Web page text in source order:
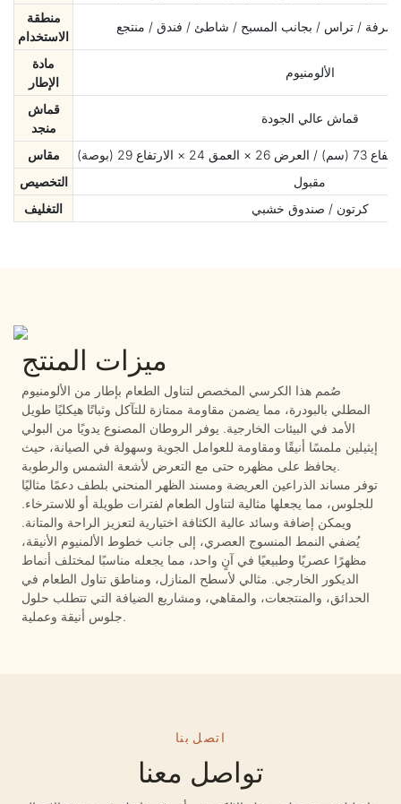
منطقة
الاستخدام
شرفة / تراس / بجانب المسبح / شاطئ / فندق / منتجع
مادة
الإطار
الألومنيوم
قماش
منجد
قماش عالي الجودة
مقاس
التخصيص
مقبول
التغليف
كرتون / صندوق خشبي
ميزات المنتج
صُمم هذا الكرسي المخصص لتناول الطعام بإطار من الألومنيوم
المطلي بالبودرة، مما يضمن مقاومة ممتازة للتآكل وثباتًا هيكليًا طويل
الأمد في البيئات الخارجية. يوفر الروطان المصنوع يدويًا من البولي
إيثيلين ملمسًا أنيقًا ومقاومة للعوامل الجوية وسهولة في الصيانة، حيث
يحافظ على مظهره حتى مع التعرض لأشعة الشمس والرطوبة.
توفر مساند الذراعين العريضة ومسند الظهر المنحني بلطف دعمًا مثاليًا
للجلوس، مما يجعلها مثالية لتناول الطعام لفترات طويلة أو للاسترخاء.
ويمكن إضافة وسائد عالية الكثافة اختيارية لتعزيز الراحة والمتانة.
يُضفي النمط المنسوج العصري، إلى جانب خطوط الألمنيوم الأنيقة،
مظهرًا عصريًا وطبيعيًا في آنٍ واحد، مما يجعله مناسبًا لمختلف أنماط
الديكور الخارجي. مثالي لأسطح المنازل، ومناطق تناول الطعام في
الحدائق، والمنتجعات، والمقاهي، ومشاريع الضيافة التي تتطلب حلول
جلوس أنيقة وعملية.
اتصل بنا
تواصل معنا